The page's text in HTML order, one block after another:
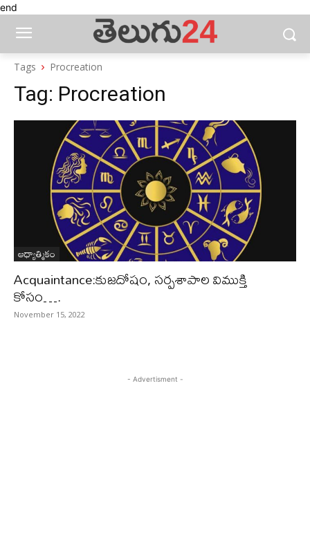
end
Tags Procreation
Tag: Procreation
ఆధ్యాత్మికం
Acquaintance:కుజదోషం, సర్పశాపాల విముక్తి
కోసం….
November 15, 2022
- Advertisment -